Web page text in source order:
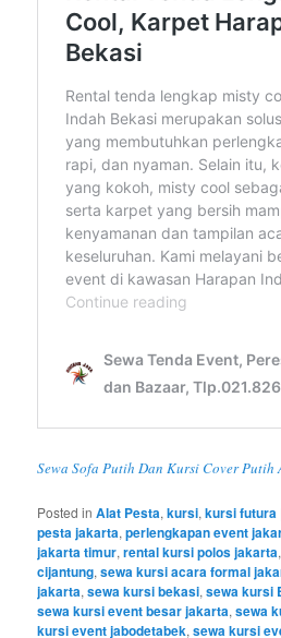
Sewa Sofa Putih Dan Kursi Cover Putih
Posted in Alat Pesta,kursi,kursi futura
pesta jakarta,perlengkapan event
jakarta timur,rental kursi polos jakarta
cijantung,sewa kursi acara formal
jakarta,sewa kursi bekasi,sewa kursi
sewa kursi event besar jakarta,sewa
kursi event jabodetabek,sewa kursi